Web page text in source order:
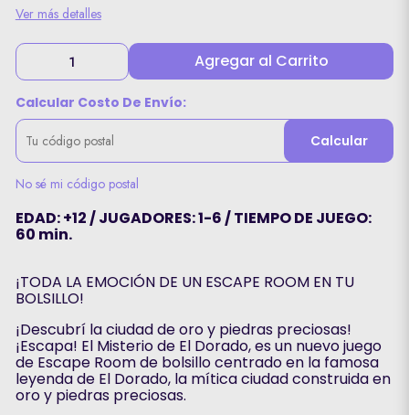
Ver más detalles
Agregar al Carrito
Calcular Costo De Envío:
Calcular
No sé mi código postal
EDAD: +12 / JUGADORES: 1-6 / TIEMPO DE JUEGO:
60 min.
¡TODA LA EMOCIÓN DE UN ESCAPE ROOM EN TU
BOLSILLO!
¡Descubrí la ciudad de oro y piedras preciosas!
¡Escapa! El Misterio de El Dorado, es un nuevo juego
de Escape Room de bolsillo centrado en la famosa
leyenda de El Dorado, la mítica ciudad construida en
oro y piedras preciosas.